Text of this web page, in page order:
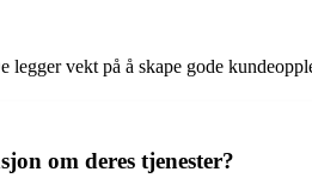
vekt på å skape gode
om deres tjenester?